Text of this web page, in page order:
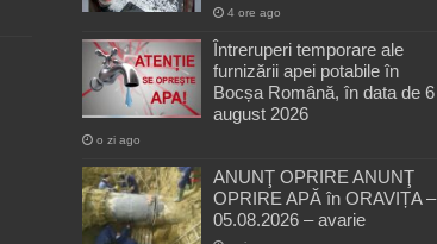
4 ore ago
Întreruperi temporare ale
furnizării apei potabile în
Bocșa Română, în data de 6
august 2026
o zi ago
ANUNŢ OPRIRE ANUNŢ
OPRIRE APĂ în ORAVIȚA –
05.08.2026 – avarie